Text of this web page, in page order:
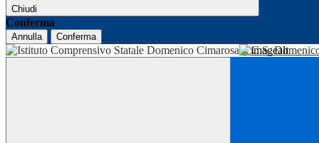
Chiudi
Conferma
Annulla Conferma
I.C.S.